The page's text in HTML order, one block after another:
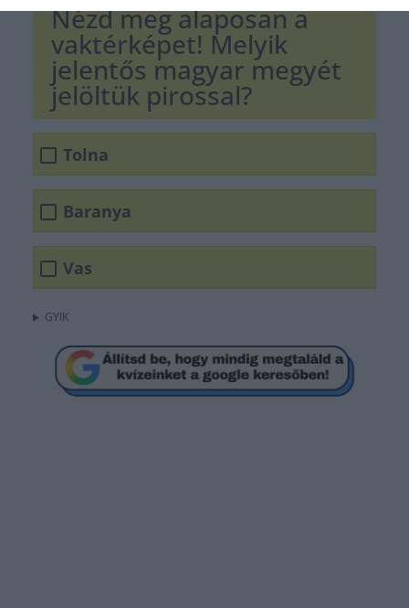
Nézd meg alaposan a
vaktérképet! Melyik
jelentős magyar megyét
jelöltük pirossal?
Tolna
Baranya
Vas
GYIK